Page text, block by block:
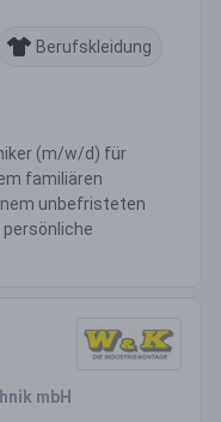
Berufskleidung
(m/w/d) für
familiären
unbefristeten
mbH